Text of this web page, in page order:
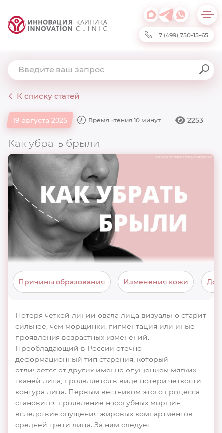
+7 (499) 750-15-65
К списку статей
19 августа 2025 Время чтения 10 минут 2253
Как убрать брыли
Причины образования Изменения кожи
Потеря чёткой линии овала лица визуально старит
сильнее, чем морщинки, пигментация или иные
проявления возрастных изменений.
Преобладающий в России отёчно-
деформационный тип старения, который
отличается от других именно опущением мягких
тканей лица, проявляется в виде потери четкости
контура лица. Первым вестником этого процесса
становится проявление носогубных морщин
вследствие опущения жировых компартментов
средней трети лица. За ним следует